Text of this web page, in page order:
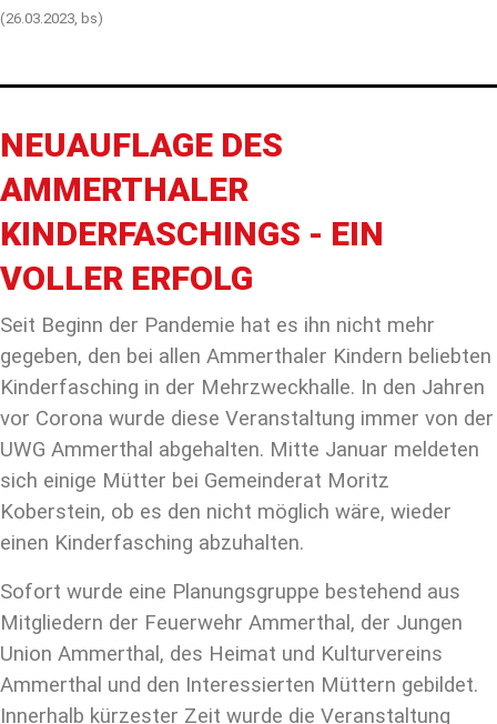
(26.03.2023, bs)
NEUAUFLAGE DES
AMMERTHALER
KINDERFASCHINGS - EIN
VOLLER ERFOLG
Seit Beginn der Pandemie hat es ihn nicht mehr
gegeben, den bei allen Ammerthaler Kindern beliebten
Kinderfasching in der Mehrzweckhalle. In den Jahren
vor Corona wurde diese Veranstaltung immer von der
UWG Ammerthal abgehalten. Mitte Januar meldeten
sich einige Mütter bei Gemeinderat Moritz
Koberstein, ob es den nicht möglich wäre, wieder
einen Kinderfasching abzuhalten.
Sofort wurde eine Planungsgruppe bestehend aus
Mitgliedern der Feuerwehr Ammerthal, der Jungen
Union Ammerthal, des Heimat und Kulturvereins
Ammerthal und den Interessierten Müttern gebildet.
Innerhalb kürzester Zeit wurde die Veranstaltung